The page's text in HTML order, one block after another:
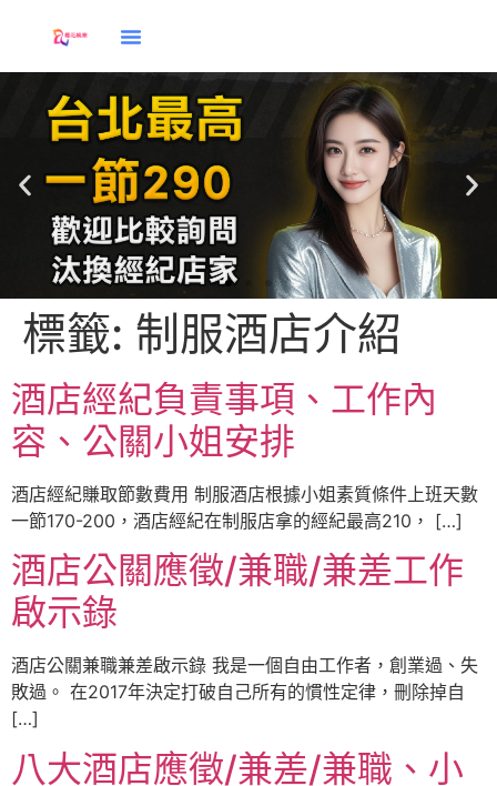
應徵
標籤: 制服酒店介紹
酒店經紀負責事項、工作內
容、公關小姐安排
酒店經紀賺取節數費用 制服酒店根據小姐素質條件上班天數
一節170-200，酒店經紀在制服店拿的經紀最高210， […]
酒店公關應徵/兼職/兼差工作
啟示錄
酒店公關兼職兼差啟示錄 我是一個自由工作者，創業過、失
敗過。 在2017年決定打破自己所有的慣性定律，刪除掉自
[…]
八大酒店應徵/兼差/兼職、小